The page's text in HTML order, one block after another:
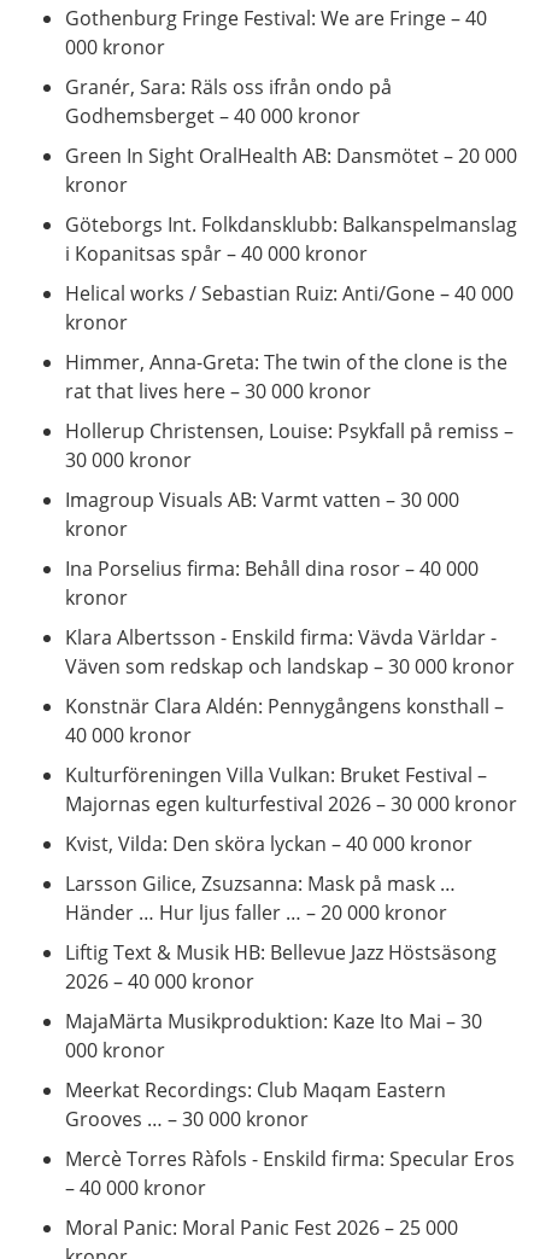
Gothenburg Fringe Festival: We are Fringe – 40
000 kronor
Granér, Sara: Räls oss ifrån ondo på
Godhemsberget – 40 000 kronor
Green In Sight OralHealth AB: Dansmötet – 20 000
kronor
Göteborgs Int. Folkdansklubb: Balkanspelmanslag
i Kopanitsas spår – 40 000 kronor
Helical works / Sebastian Ruiz: Anti/Gone – 40 000
kronor
Himmer, Anna-Greta: The twin of the clone is the
rat that lives here – 30 000 kronor
Hollerup Christensen, Louise: Psykfall på remiss –
30 000 kronor
Imagroup Visuals AB: Varmt vatten – 30 000
kronor
Ina Porselius firma: Behåll dina rosor – 40 000
kronor
Klara Albertsson - Enskild firma: Vävda Världar -
Väven som redskap och landskap – 30 000 kronor
Konstnär Clara Aldén: Pennygångens konsthall –
40 000 kronor
Kulturföreningen Villa Vulkan: Bruket Festival –
Majornas egen kulturfestival 2026 – 30 000 kronor
Kvist, Vilda: Den sköra lyckan – 40 000 kronor
Larsson Gilice, Zsuzsanna: Mask på mask …
Händer … Hur ljus faller … – 20 000 kronor
Liftig Text & Musik HB: Bellevue Jazz Höstsäsong
2026 – 40 000 kronor
MajaMärta Musikproduktion: Kaze Ito Mai – 30
000 kronor
Meerkat Recordings: Club Maqam Eastern
Grooves … – 30 000 kronor
Mercè Torres Ràfols - Enskild firma: Specular Eros
– 40 000 kronor
Moral Panic: Moral Panic Fest 2026 – 25 000